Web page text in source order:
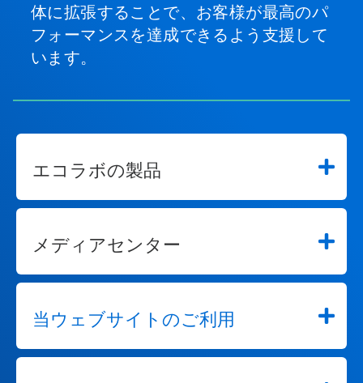
体に拡張することで、お客様が最高のパ
フォーマンスを達成できるよう支援して
います。
エコラボの製品
メディアセンター
当ウェブサイトのご利用